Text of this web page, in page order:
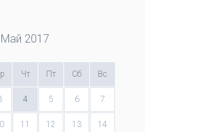
Май 2017
Чт Пт Сб Вс
4 5 6 7
11 12 13 14